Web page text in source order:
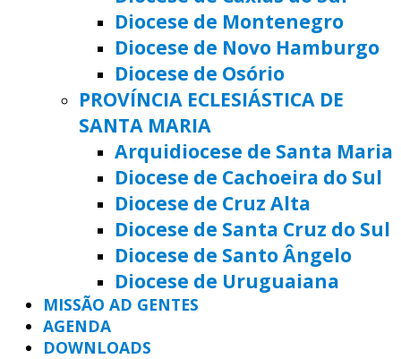
Diocese de Montenegro
Diocese de Novo Hamburgo
Diocese de Osório
PROVÍNCIA ECLESIÁSTICA DE
SANTA MARIA
Arquidiocese de Santa Maria
Diocese de Cachoeira do Sul
Diocese de Cruz Alta
Diocese de Santa Cruz do Sul
Diocese de Santo Ângelo
Diocese de Uruguaiana
MISSÃO AD GENTES
AGENDA
DOWNLOADS